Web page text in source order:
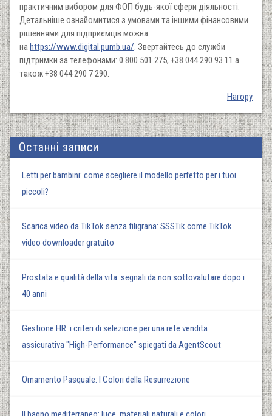
практичним вибором для ФОП будь-якої сфери діяльності.
Детальніше ознайомитися з умовами та іншими фінансовими
рішеннями для підприємців можна
на https://www.digital.pumb.ua/. Звертайтесь до служби
підтримки за телефонами: 0 800 501 275, +38 044 290 93 11 а
також +38 044 290 7 290.
Нагору
Останні записи
Letti per bambini: come scegliere il modello perfetto per i tuoi
piccoli?
Scarica video da TikTok senza filigrana: SSSTik come TikTok
video downloader gratuito
Prostata e qualità della vita: segnali da non sottovalutare dopo i
40 anni
Gestione HR: i criteri di selezione per una rete vendita
assicurativa "High-Performance" spiegati da AgentScout
Ornamento Pasquale: I Colori della Resurrezione